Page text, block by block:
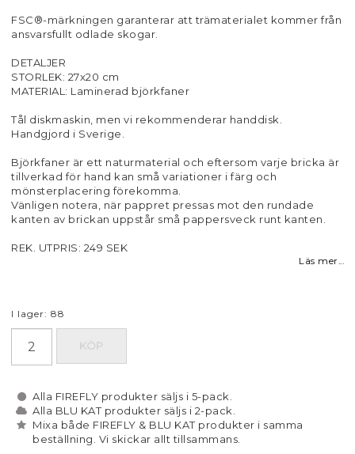
FSC®-märkningen garanterar att trämaterialet kommer från
ansvarsfullt odlade skogar.
DETALJER
STORLEK: 27x20 cm
MATERIAL: Laminerad björkfaner
Tål diskmaskin, men vi rekommenderar handdisk.
Handgjord i Sverige.
Björkfaner är ett naturmaterial och eftersom varje bricka är
tillverkad för hand kan små variationer i färg och
mönsterplacering förekomma.
Vänligen notera, när pappret pressas mot den rundade
kanten av brickan uppstår små pappersveck runt kanten.
REK. UTPRIS: 249 SEK
Läs mer...
I lager: 88
KÖP
Alla FIREFLY produkter säljs i 5-pack.
Alla BLU KAT produkter säljs i 2-pack.
Mixa både FIREFLY & BLU KAT produkter i samma
beställning. Vi skickar allt tillsammans.